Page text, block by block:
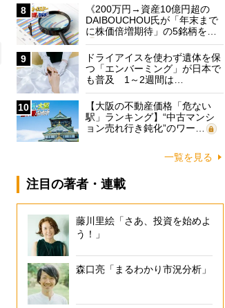
8
《200万円→資産10億円超の
DAIBOUCHOU氏が「年末まで
に株価倍増期待」の5銘柄を…
9
ドライアイスを使わず遺体を保
つ「エンバーミング」が日本で
も普及 1～2週間は…
10
【大阪の不動産価格「危ない
駅」ランキング】“中古マンシ
ョン売れ行き鈍化”のワー…
一覧を見る
注目の著者・連載
藤川里絵「さあ、投資を始めよ
う！」
森口亮「まるわかり市況分析」